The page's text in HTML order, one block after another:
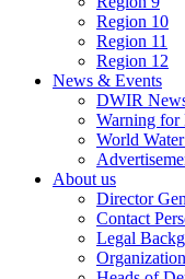
Region 10
Region 11
Region 12
News & Events
DWIR
Warning for
World
About us
Director
Contact
Legal